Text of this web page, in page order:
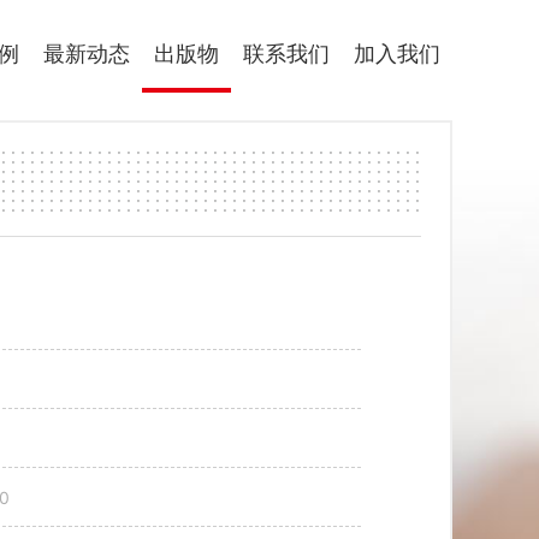
最新动态 出版物 联系我们 加入我们